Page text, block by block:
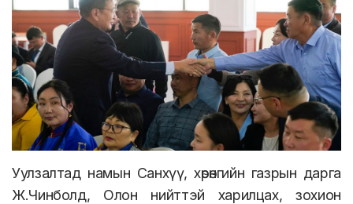
Уулзалтад намын Санхүү, хөрөнгийн газрын дарга
Ж.Чинболд, Олон нийттэй харилцах, зохион